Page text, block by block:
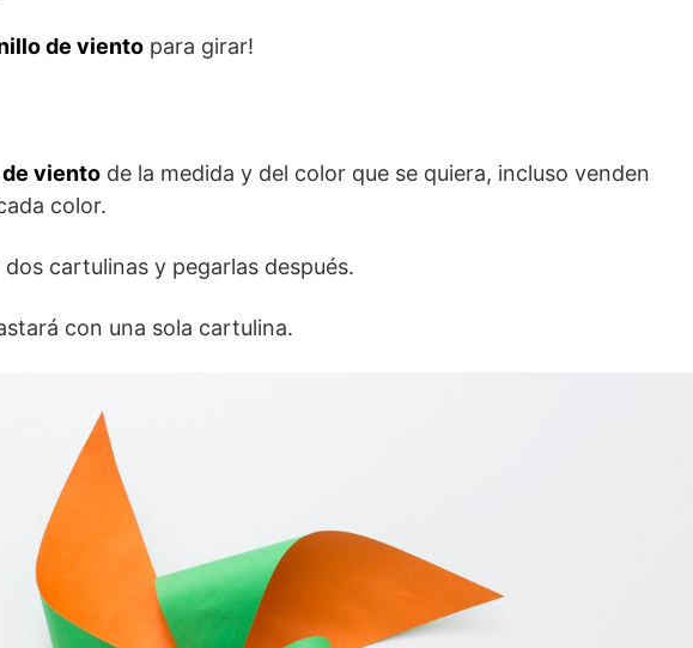
de viento para girar!
viento de la medida y del color que se quiera, incluso venden
color.
cartulinas y pegarlas después.
con una sola cartulina.